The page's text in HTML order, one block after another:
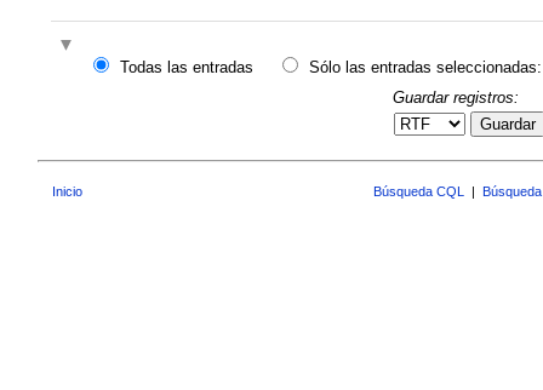
Todas las entradas
Sólo las entradas seleccionadas:
Guardar registros:
Guardar
Inicio Búsqueda CQL